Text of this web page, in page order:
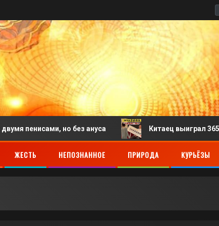
но без ануса Китаец выиграл 365 дней
ЖЕСТЬ НЕПОЗНАННОЕ ПРИРОДА КУРЬЁЗЫ